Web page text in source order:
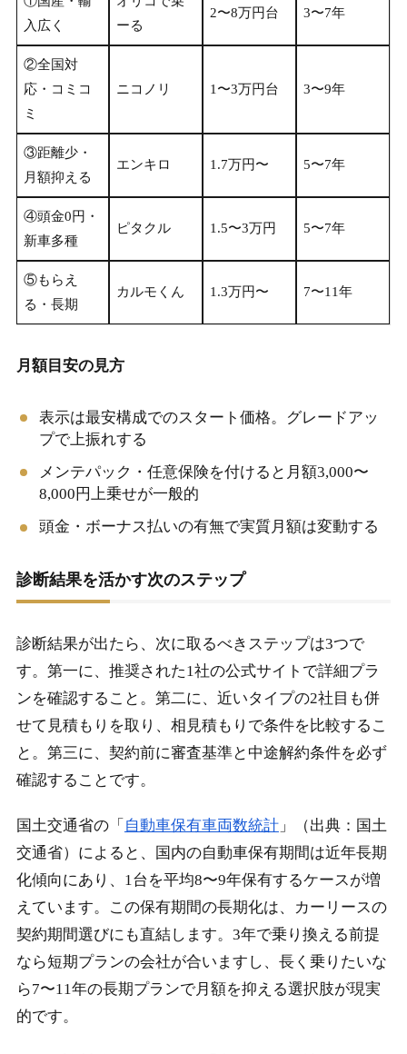
入広く
ーる
2〜8万円台 3〜7年
②全国対
応・コミコ
ミ
ニコノリ 1〜3万円台 3〜9年
③距離少・
月額抑える
エンキロ 1.7万円〜 5〜7年
④頭金0円・
新車多種
ピタクル 1.5〜3万円 5〜7年
⑤もらえ
る・長期
カルモくん 1.3万円〜 7〜11年
月額目安の見方
表示は最安構成でのスタート価格。グレードアッ
プで上振れする
メンテパック・任意保険を付けると月額3,000〜
8,000円上乗せが一般的
頭金・ボーナス払いの有無で実質月額は変動する
診断結果を活かす次のステップ
診断結果が出たら、次に取るべきステップは3つで
す。第一に、推奨された1社の公式サイトで詳細プラ
ンを確認すること。第二に、近いタイプの2社目も併
せて見積もりを取り、相見積もりで条件を比較するこ
と。第三に、契約前に審査基準と中途解約条件を必ず
確認することです。
国土交通省の「 自動車保有車両数統計」（出典：国土
交通省）によると、国内の自動車保有期間は近年長期
化傾向にあり、1台を平均8〜9年保有するケースが増
えています。この保有期間の長期化は、カーリースの
契約期間選びにも直結します。3年で乗り換える前提
なら短期プランの会社が合いますし、長く乗りたいな
ら7〜11年の長期プランで月額を抑える選択肢が現実
的です。